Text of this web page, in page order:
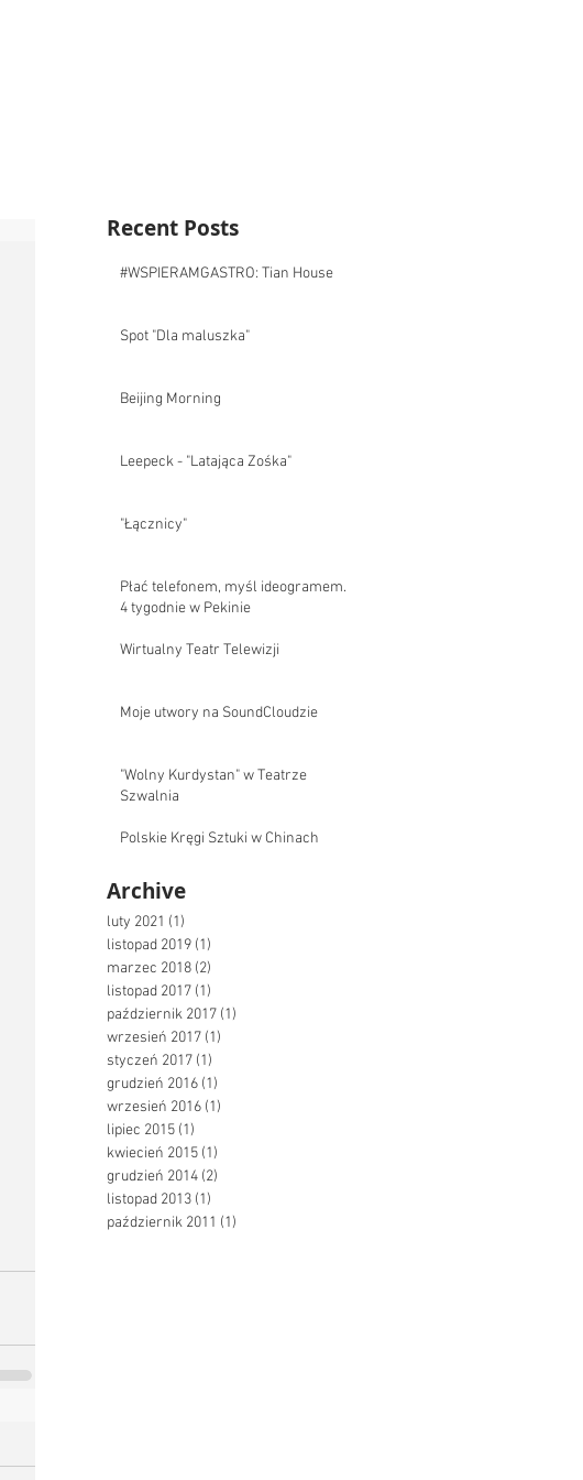
Recent Posts
Archive
#WSPIERAMGASTRO: Tian House
Spot "Dla maluszka"
Beijing Morning
Leepeck - "Latająca Zośka"
"Łącznicy"
Płać telefonem, myśl ideogramem.
4 tygodnie w Pekinie
Wirtualny Teatr Telewizji
Moje utwory na SoundCloudzie
"Wolny Kurdystan" w Teatrze
Szwalnia
Polskie Kręgi Sztuki w Chinach
luty 2021 (1)
listopad 2019 (1)
marzec 2018 (2)
listopad 2017 (1)
październik 2017 (1)
wrzesień 2017 (1)
styczeń 2017 (1)
grudzień 2016 (1)
wrzesień 2016 (1)
lipiec 2015 (1)
kwiecień 2015 (1)
grudzień 2014 (2)
listopad 2013 (1)
październik 2011 (1)